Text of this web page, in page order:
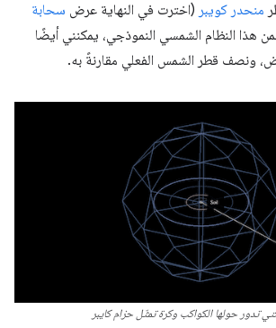
منحدر كويبر (اخترت في النهاية عرض سحابة
هذا النظام الشمسي النموذجي، يمكنني أيضًا
ونصف قطر الشمس الفعلي مقارنةً به.
تدور حولها الكواكب وكرة تمثّل حزام كايبر